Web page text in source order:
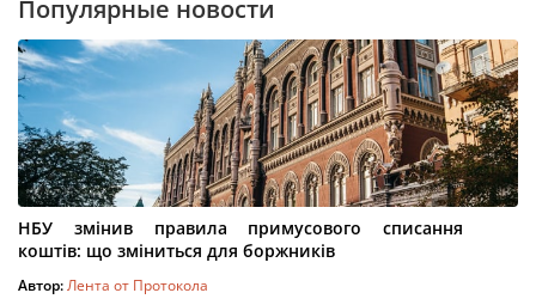
Популярные новости
НБУ змінив правила примусового списання
коштів: що зміниться для боржників
Автор:Лента от Протокола